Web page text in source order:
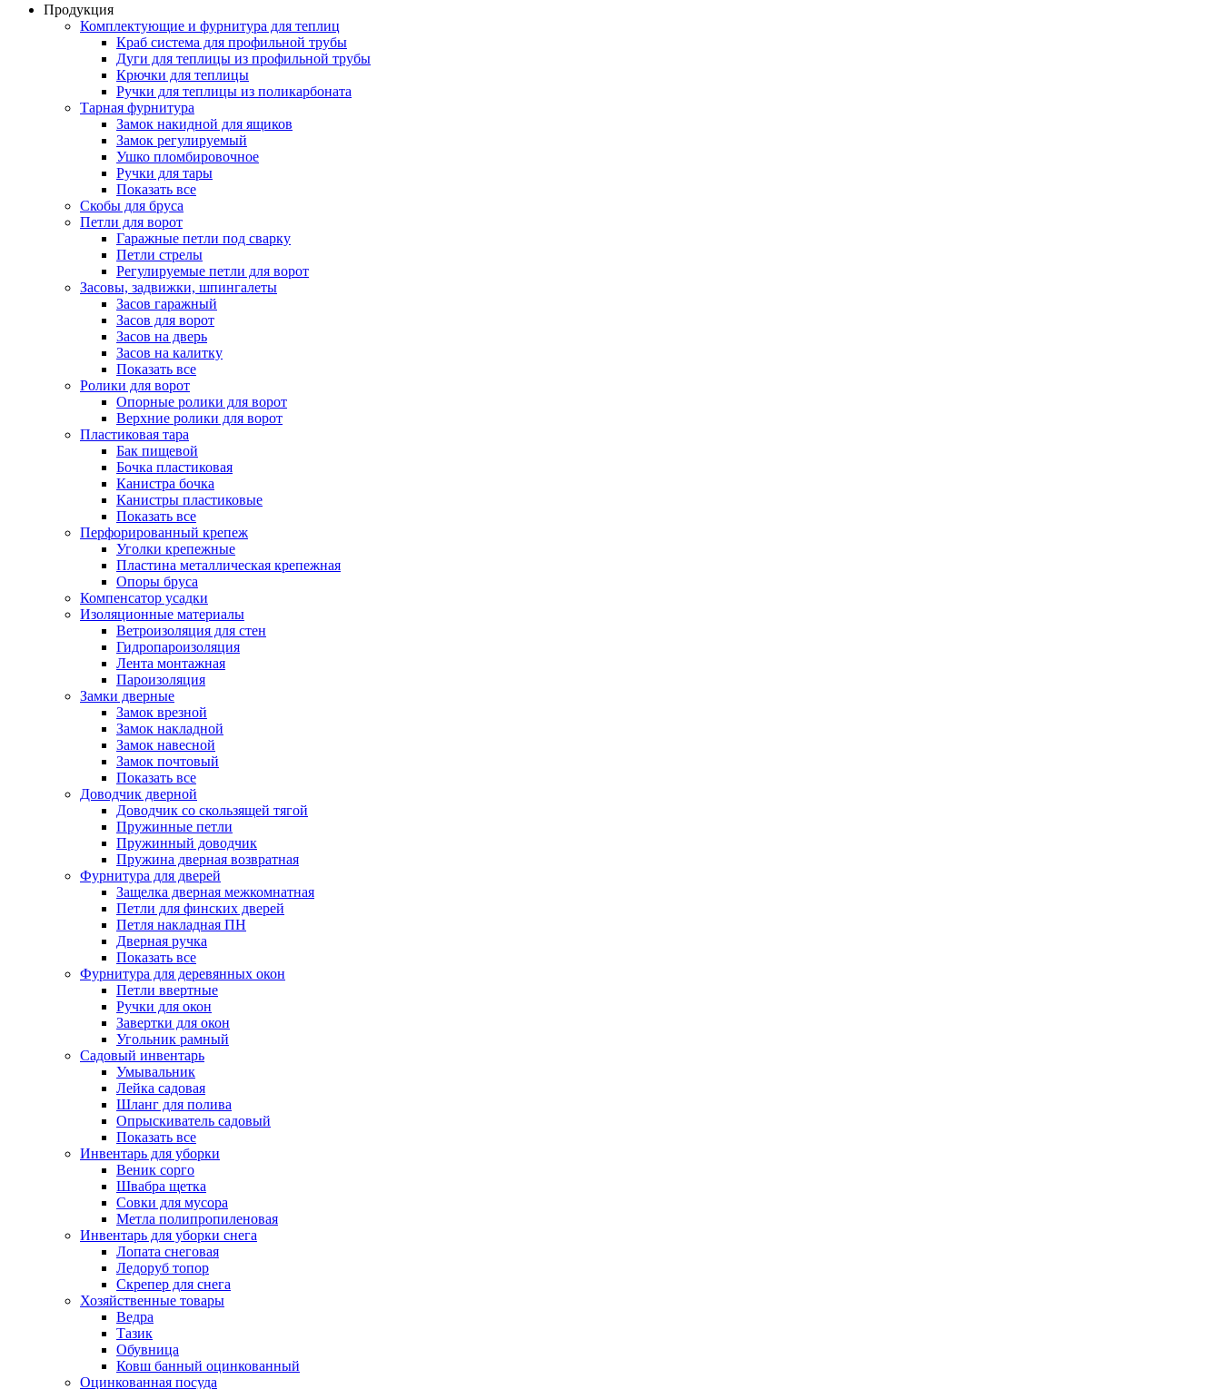
Продукция
Комплектующие и фурнитура для теплиц
Краб система для профильной трубы
Дуги для теплицы из профильной трубы
Крючки для теплицы
Ручки для теплицы из поликарбоната
Тарная фурнитура
Замок накидной для ящиков
Замок регулируемый
Ушко пломбировочное
Ручки для тары
Показать все
Скобы для бруса
Петли для ворот
Гаражные петли под сварку
Петли стрелы
Регулируемые петли для ворот
Засовы, задвижки, шпингалеты
Засов гаражный
Засов для ворот
Засов на дверь
Засов на калитку
Показать все
Ролики для ворот
Опорные ролики для ворот
Верхние ролики для ворот
Пластиковая тара
Бак пищевой
Бочка пластиковая
Канистра бочка
Канистры пластиковые
Показать все
Перфорированный крепеж
Уголки крепежные
Пластина металлическая крепежная
Опоры бруса
Компенсатор усадки
Изоляционные материалы
Ветроизоляция для стен
Гидропароизоляция
Лента монтажная
Пароизоляция
Замки дверные
Замок врезной
Замок накладной
Замок навесной
Замок почтовый
Показать все
Доводчик дверной
Доводчик со скользящей тягой
Пружинные петли
Пружинный доводчик
Пружина дверная возвратная
Фурнитура для дверей
Защелка дверная межкомнатная
Петли для финских дверей
Петля накладная ПН
Дверная ручка
Показать все
Фурнитура для деревянных окон
Петли ввертные
Ручки для окон
Завертки для окон
Угольник рамный
Садовый инвентарь
Умывальник
Лейка садовая
Шланг для полива
Опрыскиватель садовый
Показать все
Инвентарь для уборки
Веник сорго
Швабра щетка
Совки для мусора
Метла полипропиленовая
Инвентарь для уборки снега
Лопата снеговая
Ледоруб топор
Скрепер для снега
Хозяйственные товары
Ведра
Тазик
Обувница
Ковш банный оцинкованный
Оцинкованная посуда